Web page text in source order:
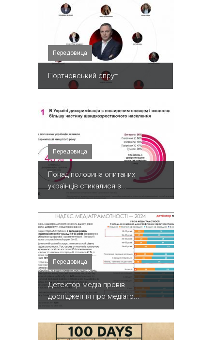
Передовица
Портновський спрут
Передовица
Понад половина опитаних
українців стикалися з...
Передовица
Детектор медіа провів
дослідження про медіагр...